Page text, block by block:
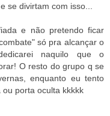
se divirtam com isso...
e não pretendo ficar
só pra alcançar o
naquilo que o
O resto do grupo q se
enquanto eu tento
porta oculta kkkkk